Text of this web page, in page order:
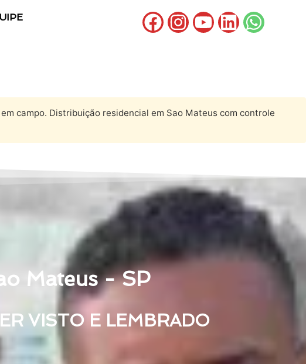
campo. Distribuição residencial em Sao Mateus com controle
Mateus - SP
VISTO E LEMBRADO